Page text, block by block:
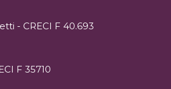
- CRECI F 40.693
F 35710